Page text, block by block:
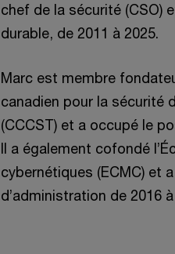
chef de la sécurité (CSO)
durable, de 2011 à 2025.
Marc est membre
canadien pour la sécurité
(CCCST) et a occupé le
Il a également cofondé
cybernétiques (ECMC) et
d’administration de 2016